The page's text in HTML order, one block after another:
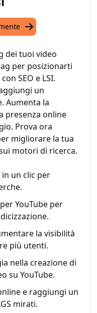
dei tuoi video
per posizionarti
SEO e LSI.
un
Aumenta la
presenza online
Prova ora
migliorare la tua
motori di ricerca.
in un clic per
YouTube per
la visibilità
più utenti.
nella creazione di
su YouTube.
e raggiungi un
mirati.